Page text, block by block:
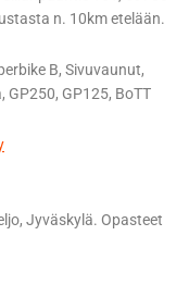
n. 10km etelään.
B, Sivuvaunut,
GP250, GP125, BoTT
Jyväskylä. Opasteet